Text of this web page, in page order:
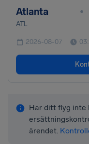
Atlanta •
ATL
2026-08-07
Har ditt flyg inte
ärendet.